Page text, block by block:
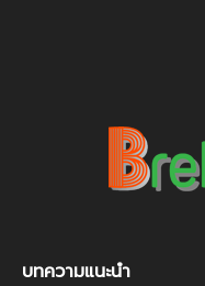
บทความแนะนำ